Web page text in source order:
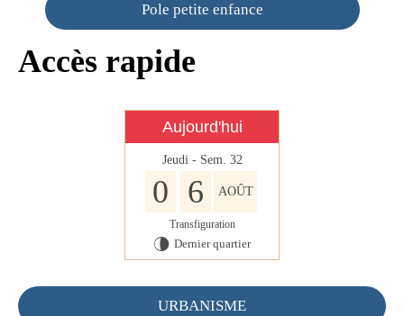
Mon village
Mes démarches
Faverolles Infos – Format
Séjourner à Faverolles
Nos Partenaires
Pole petite enfance
Accès rapide
Aujourd'hui
Jeudi - Sem. 32
0 6 AOÛT
Transfiguration
U Dernier quartier
URBANISME